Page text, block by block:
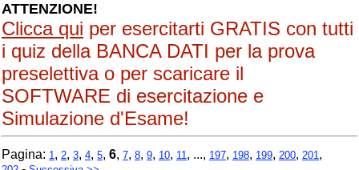
ATTENZIONE!
Clicca qui per esercitarti GRATIS con tutti
i quiz della BANCA DATI per la prova
preselettiva o per scaricare il
SOFTWARE di esercitazione e
Simulazione d'Esame!
Pagina: 1, 2, 3, 4, 5, 6, 7, 8, 9, 10, 11, ..., 197, 198, 199, 200, 201,